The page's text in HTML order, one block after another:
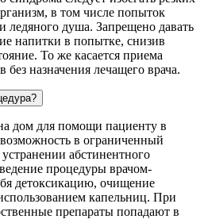
в том числе попыток
ледяного душа. Запрещено давать
напитки в попытке, снизив
То же касается приема
без назначения лечащего врача.
дом для помощи пациенту в
в ограниченный
абстинентного
процедуры врачом-
детоксикацию, очищение
капельниц. При
препараты попадают в